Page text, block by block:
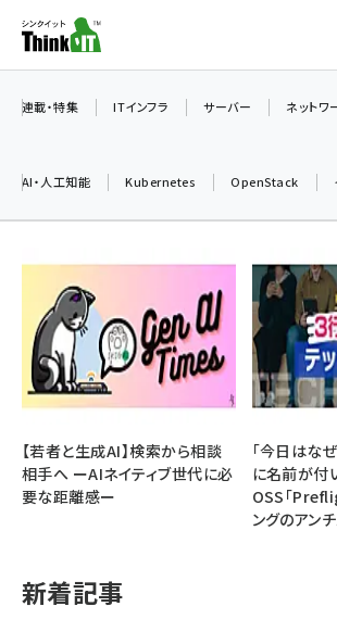
ン
ツ
加藤銘のチーム貢献～仲間と築いた
iot女子会 (2248)
北海道をのんびり旅する晴山佳須夫
drupal (1929)
genai (1468)
abc123 (1341)
連載・特集 ITインフラ サーバー ネットワ
AI・人工知能 Kubernetes OpenStack
【若者と生成AI】検索から相談
相手へ ーAIネイティブ世代に必
要な距離感ー
「今日はな
に名前が付
OSS「
ングのアン
新着記事